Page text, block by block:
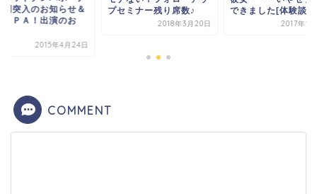
のお知らせ＆
！出演のお
2015年4月24日
プセミナー残り席数♪
2018年3月20日
できました[体験談]
2017年12月3日
COMMENT